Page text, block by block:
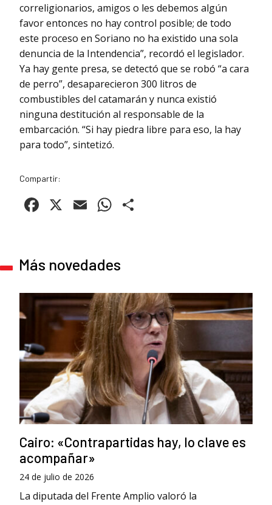
correligionarios, amigos o les debemos algún
favor entonces no hay control posible; de todo
este proceso en Soriano no ha existido una sola
denuncia de la Intendencia”, recordó el legislador.
Ya hay gente presa, se detectó que se robó “a cara
de perro”, desaparecieron 300 litros de
combustibles del catamarán y nunca existió
ninguna destitución al responsable de la
embarcación. “Si hay piedra libre para eso, la hay
para todo”, sintetizó.
Compartir:
Facebook
X EmailWhatsApp
Más novedades
Cairo: «Contrapartidas hay, lo clave es
acompañar»
24 de julio de 2026
La diputada del Frente Amplio valoró la